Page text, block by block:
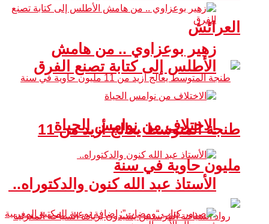
العرائش
طنجة المتوسط يعالج أزيد من 11
مليون حاوية في سنة
زهير بوعزاوي .. من هامش
الأطلس إلى كتابة تصنع الفرق
الاختلاف من نوامس الحياة
الأستاذ عبد الله كنون والدكتوراه..